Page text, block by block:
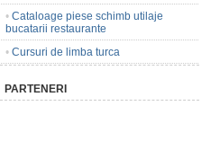
• Cataloage piese schimb utilaje
bucatarii restaurante
• Cursuri de limba turca
PARTENERI